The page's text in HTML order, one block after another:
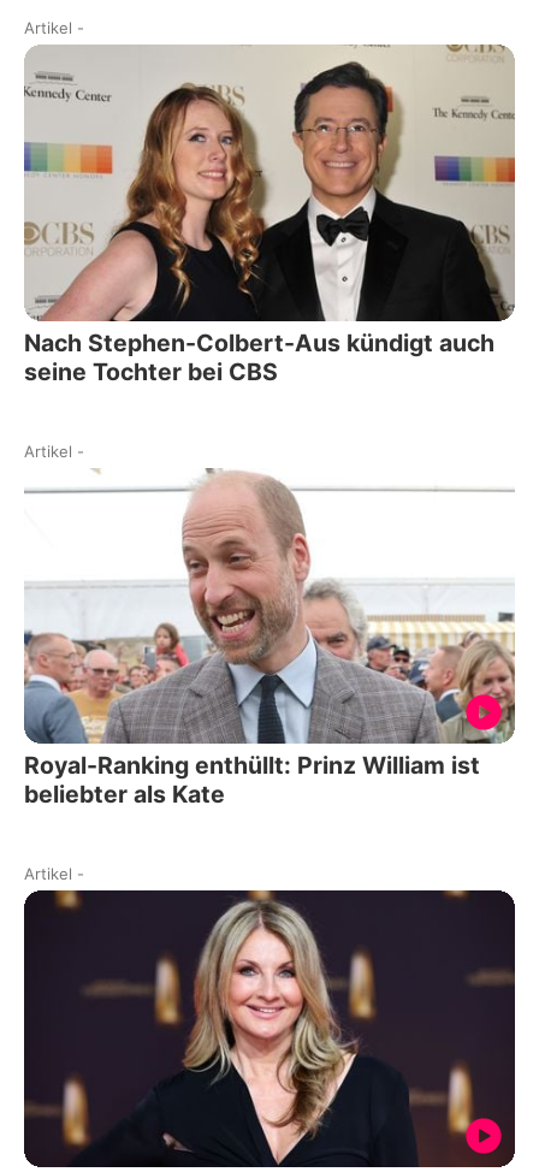
Artikel -
Nach Stephen-Colbert-Aus kündigt auch
seine Tochter bei CBS
Artikel -
Royal-Ranking enthüllt: Prinz William ist
beliebter als Kate
Artikel -